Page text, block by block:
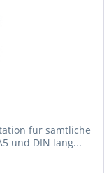
für sämtliche
und DIN lang...